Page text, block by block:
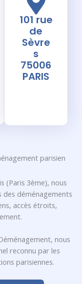
101 rue
de
Sèvre
s
75006
PARIS
parisien
(Paris 3ème), nous
déménagements
accès étroits,
nous
reconnu par les
parisiennes.